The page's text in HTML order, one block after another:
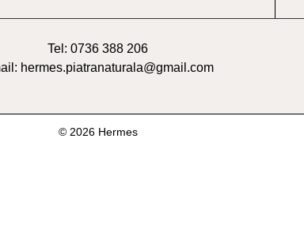
Tel: 0736 388 206
hermes.piatranaturala@gmail.com
© 2026 Hermes